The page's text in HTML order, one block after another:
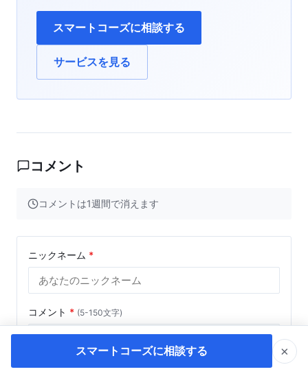
スマートコーズに相談する
サービスを見る
コメント
コメントは1週間で消えます
ニックネーム *
コメント * (5-150文字)
スマートコーズに相談する ×